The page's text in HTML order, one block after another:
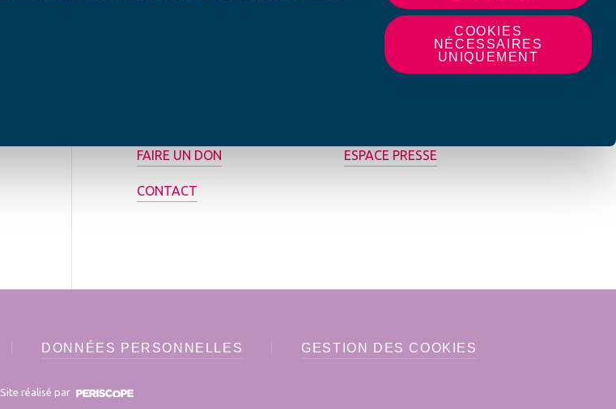
COOKIES
NÉCESSAIRES
UNIQUEMENT
FAIRE UN DON ESPACE PRESSE
CONTACT
DONNÉES PERSONNELLES GESTION DES COOKIES
Site réalisé par